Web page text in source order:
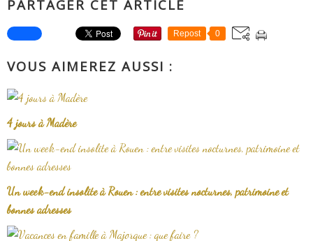
PARTAGER CET ARTICLE
Repost 0
VOUS AIMEREZ AUSSI :
4 jours à Madère
Un week-end insolite à Rouen : entre visites nocturnes, patrimoine et
bonnes adresses